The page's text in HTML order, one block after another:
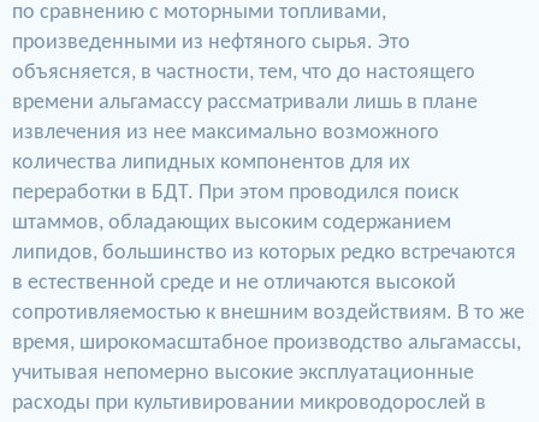
по сравнению с моторными топливами,
произведенными из нефтяного сырья. Это
объясняется, в частности, тем, что до настоящего
времени альгамассу рассматривали лишь в плане
извлечения из нее максимально возможного
количества липидных компонентов для их
переработки в БДТ. При этом проводился поиск
штаммов, обладающих высоким содержанием
липидов, большинство из которых редко встречаются
в естественной среде и не отличаются высокой
сопротивляемостью к внешним воздействиям. В то же
время, широкомасштабное производство альгамассы,
учитывая непомерно высокие эксплуатационные
расходы при культивировании микроводорослей в